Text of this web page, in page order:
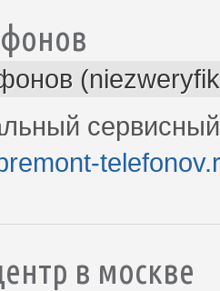
в москве